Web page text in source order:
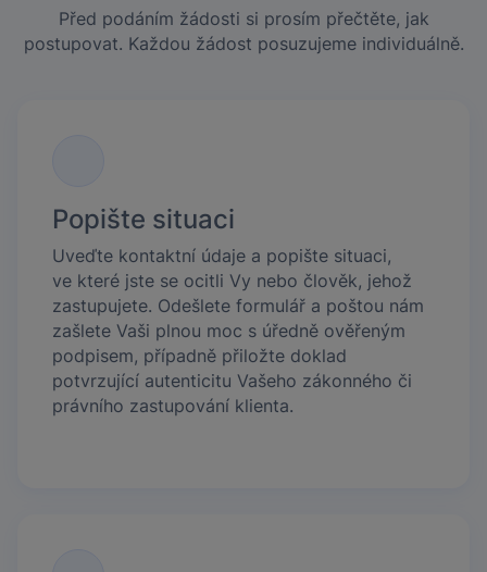
Před podáním žádosti si prosím přečtěte, jak
postupovat. Každou žádost posuzujeme individuálně.
Popište situaci
Uveďte kontaktní údaje a popište situaci,
ve které jste se ocitli Vy nebo člověk, jehož
zastupujete. Odešlete formulář a poštou nám
zašlete Vaši plnou moc s úředně ověřeným
podpisem, případně přiložte doklad
potvrzující autenticitu Vašeho zákonného či
právního zastupování klienta.